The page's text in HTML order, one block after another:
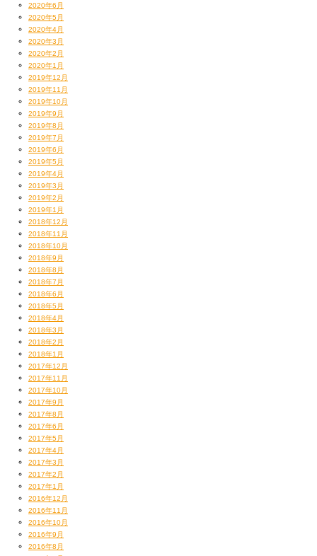
いや、こんな感じかもしれません。
エビ、という寝技の基本動作です。
2020年6月
2020年5月
2020年4月
2020年3月
2020年2月
2020年1月
2019年12月
2019年11月
2019年10月
2019年9月
2019年8月
2019年7月
2019年6月
2019年5月
2019年4月
2019年3月
2019年2月
2019年1月
2018年12月
2018年11月
2018年10月
2018年9月
2018年8月
2018年7月
2018年6月
2018年5月
2018年4月
2018年3月
2018年2月
2018年1月
2017年12月
2017年11月
2017年10月
2017年9月
2017年8月
2017年6月
2017年5月
2017年4月
2017年3月
2017年2月
2017年1月
2016年12月
2016年11月
2016年10月
2016年9月
2016年8月